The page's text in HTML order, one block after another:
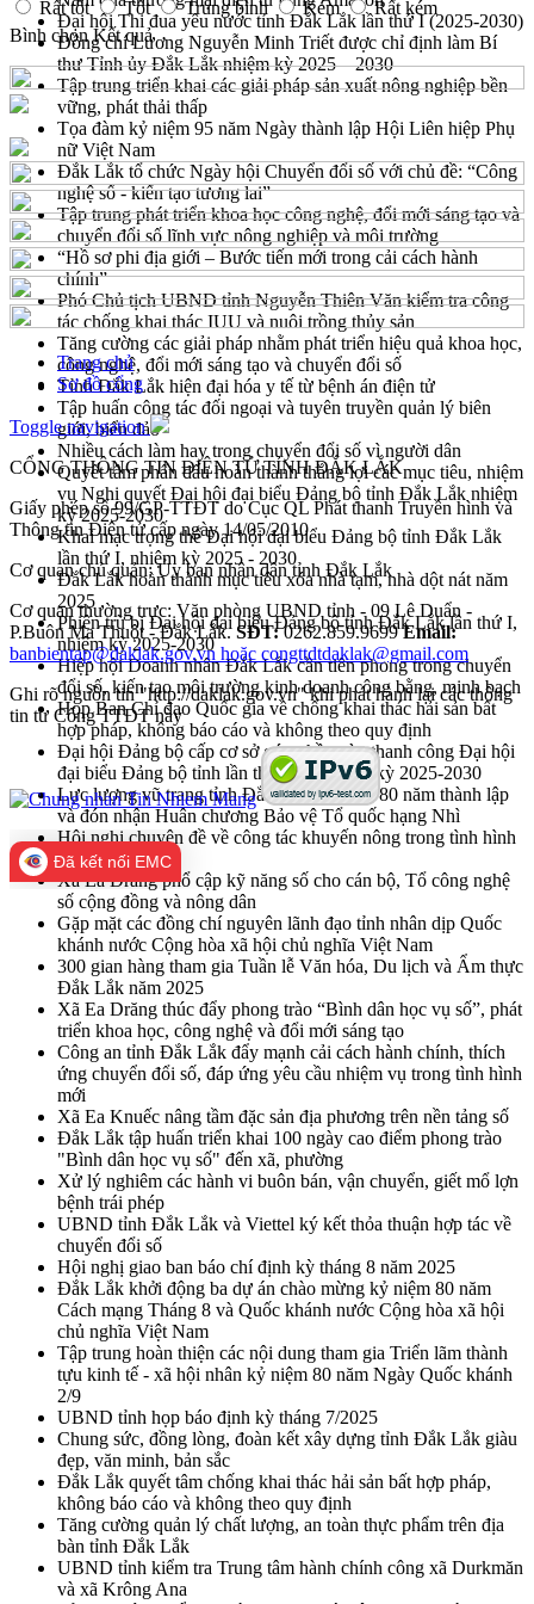
Đại hội Thi đua yêu nước tỉnh Đắk Lắk lần thứ I (2025-2030)
Đồng chí Lương Nguyễn Minh Triết được chỉ định làm Bí
thư Tỉnh ủy Đắk Lắk nhiệm kỳ 2025 – 2030
Tập trung triển khai các giải pháp sản xuất nông nghiệp bền
vững, phát thải thấp
Tọa đàm kỷ niệm 95 năm Ngày thành lập Hội Liên hiệp Phụ
nữ Việt Nam
Đắk Lắk tổ chức Ngày hội Chuyển đổi số với chủ đề: “Công
nghệ số - kiến tạo tương lai”
Tập trung phát triển khoa học công nghệ, đổi mới sáng tạo và
chuyển đổi số lĩnh vực nông nghiệp và môi trường
“Hồ sơ phi địa giới – Bước tiến mới trong cải cách hành
chính”
Phó Chủ tịch UBND tỉnh Nguyễn Thiên Văn kiểm tra công
tác chống khai thác IUU và nuôi trồng thủy sản
Tăng cường các giải pháp nhằm phát triển hiệu quả khoa học,
công nghệ, đổi mới sáng tạo và chuyển đổi số
Tỉnh Đắk Lắk hiện đại hóa y tế từ bệnh án điện tử
Tập huấn công tác đối ngoại và tuyên truyền quản lý biên
giới, biển đảo
Nhiều cách làm hay trong chuyển đổi số vì người dân
Quyết tâm phấn đấu hoàn thành thắng lợi các mục tiêu, nhiệm
vụ Nghị quyết Đại hội đại biểu Đảng bộ tỉnh Đắk Lắk nhiệm
kỳ 2025-2030
Khai mạc trọng thể Đại hội đại biểu Đảng bộ tỉnh Đắk Lắk
lần thứ I, nhiệm kỳ 2025 - 2030
Đắk Lắk hoàn thành mục tiêu xóa nhà tạm, nhà dột nát năm
2025
Phiên trù bị Đại hội đại biểu Đảng bộ tỉnh Đắk Lắk lần thứ I,
nhiệm kỳ 2025-2030
Hiệp hội Doanh nhân Đắk Lắk cần tiên phong trong chuyển
đổi số, kiến tạo môi trường kinh doanh công bằng, minh bạch
Họp Ban Chỉ đạo Quốc gia về chống khai thác hải sản bất
hợp pháp, không báo cáo và không theo quy định
Đại hội Đảng bộ cấp cơ sở góp phần vào thanh công Đại hội
đại biểu Đảng bộ tỉnh lần thứ nhất, nhiệm kỳ 2025-2030
Lực lượng vũ trang tỉnh Đắk Lắk kỷ niệm 80 năm thành lập
và đón nhận Huân chương Bảo vệ Tổ quốc hạng Nhì
Hội nghị chuyên đề về công tác khuyến nông trong tình hình
mới
Xã Ea Drăng phổ cập kỹ năng số cho cán bộ, Tổ công nghệ
số cộng đồng và nông dân
Gặp mặt các đồng chí nguyên lãnh đạo tỉnh nhân dịp Quốc
khánh nước Cộng hòa xã hội chủ nghĩa Việt Nam
300 gian hàng tham gia Tuần lễ Văn hóa, Du lịch và Ẩm thực
Đắk Lắk năm 2025
Xã Ea Drăng thúc đẩy phong trào “Bình dân học vụ số”, phát
triển khoa học, công nghệ và đổi mới sáng tạo
Công an tỉnh Đắk Lắk đẩy mạnh cải cách hành chính, thích
ứng chuyển đổi số, đáp ứng yêu cầu nhiệm vụ trong tình hình
mới
Xã Ea Knuếc nâng tầm đặc sản địa phương trên nền tảng số
Đắk Lắk tập huấn triển khai 100 ngày cao điểm phong trào
"Bình dân học vụ số" đến xã, phường
Xử lý nghiêm các hành vi buôn bán, vận chuyển, giết mổ lợn
bệnh trái phép
UBND tỉnh Đắk Lắk và Viettel ký kết thỏa thuận hợp tác về
chuyển đổi số
Hội nghị giao ban báo chí định kỳ tháng 8 năm 2025
Đắk Lắk khởi động ba dự án chào mừng kỷ niệm 80 năm
Cách mạng Tháng 8 và Quốc khánh nước Cộng hòa xã hội
chủ nghĩa Việt Nam
Tập trung hoàn thiện các nội dung tham gia Triển lãm thành
tựu kinh tế - xã hội nhân kỷ niệm 80 năm Ngày Quốc khánh
2/9
UBND tỉnh họp báo định kỳ tháng 7/2025
Chung sức, đồng lòng, đoàn kết xây dựng tỉnh Đắk Lắk giàu
đẹp, văn minh, bản sắc
Đắk Lắk quyết tâm chống khai thác hải sản bất hợp pháp,
không báo cáo và không theo quy định
Tăng cường quản lý chất lượng, an toàn thực phẩm trên địa
bàn tỉnh Đắk Lắk
UBND tỉnh kiểm tra Trung tâm hành chính công xã Durkmăn
và xã Krông Ana
Rất tốt
Tốt Trung bình Kém
Rất kém
Bình chọnKết quả
Trang chủ
Sơ đồ cổng
Toggle navigation
CỔNG THÔNG TIN ĐIỆN TỬ TỈNH ĐẮK LẮK
Giấy phép số 99/GP-TTĐT do Cục QL Phát thanh Truyền hình và
Thông tin Điện tử cấp ngày 14/05/2010
Cơ quan chủ quản: Ủy ban nhân dân tỉnh Đắk Lắk
Cơ quan thường trực: Văn phòng UBND tỉnh - 09 Lê Duẩn -
P.Buôn Ma Thuột - Đắk Lắk.SĐT:0262.859.9699Email:
banbientap@daklak.gov.vn hoặc congttdtdaklak@gmail.com
Ghi rõ nguồn tin "http://daklak.gov.vn" khi phát hành lại các thông
tin từ Cổng TTĐT này
Đã kết nối EMC